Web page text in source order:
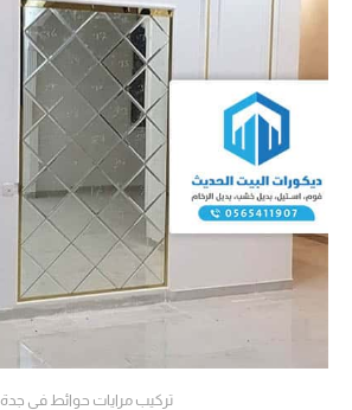
تركيب مرايات حوائط في جدة